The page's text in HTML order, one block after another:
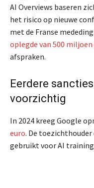
AI Overviews baseren
het risico op nieuwe
met de Franse
oplegde van 500 miljoen
afspraken.
Eerdere
voorzichtig
In 2024 kreeg Google
euro. De
gebruikt voor AI